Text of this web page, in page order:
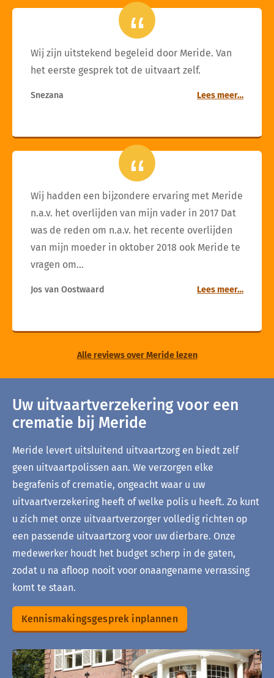
Wij zijn uitstekend begeleid door Meride. Van
het eerste gesprek tot de uitvaart zelf.
Snezana Lees meer…
Wij hadden een bijzondere ervaring met Meride
n.a.v. het overlijden van mijn vader in 2017 Dat
was de reden om n.a.v. het recente overlijden
van mijn moeder in oktober 2018 ook Meride te
vragen om…
Jos van Oostwaard Lees meer…
Alle reviews over Meride lezen
Uw uitvaartverzekering voor een
crematie bij Meride
Meride levert uitsluitend uitvaartzorg en biedt zelf
geen uitvaartpolissen aan. We verzorgen elke
begrafenis of crematie, ongeacht waar u uw
uitvaartverzekering heeft of welke polis u heeft. Zo kunt
u zich met onze uitvaartverzorger volledig richten op
een passende uitvaartzorg voor uw dierbare. Onze
medewerker houdt het budget scherp in de gaten,
zodat u na afloop nooit voor onaangename verrassing
komt te staan.
Kennismakingsgesprek inplannen